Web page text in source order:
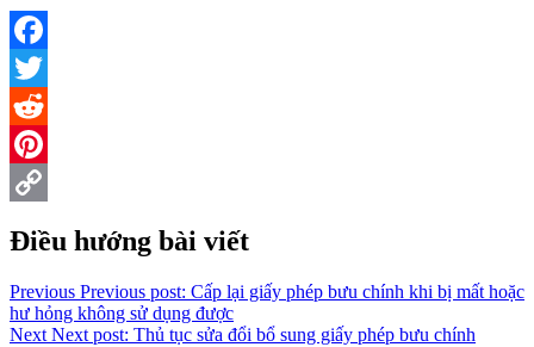
Facebook
Twitter
Reddit
Pinterest
Điều hướng bài viết
Previous Previous post: Cấp lại giấy phép bưu chính khi bị mất hoặc
hư hỏng không sử dụng được
Next Next post: Thủ tục sửa đổi bổ sung giấy phép bưu chính